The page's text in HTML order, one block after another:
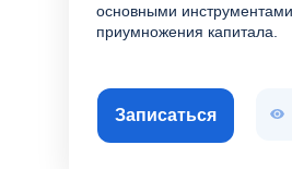
основными
приумножения капитала.
Записаться